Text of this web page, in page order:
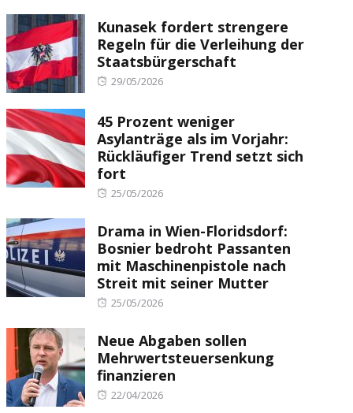
Kunasek fordert strengere
Regeln für die Verleihung der
Staatsbürgerschaft
Posted
29/05/2026
45 Prozent weniger
Asylanträge als im Vorjahr:
Rückläufiger Trend setzt sich
fort
Posted
25/05/2026
Drama in Wien-Floridsdorf:
Bosnier bedroht Passanten
mit Maschinenpistole nach
Streit mit seiner Mutter
Posted
25/05/2026
Neue Abgaben sollen
Mehrwertsteuersenkung
finanzieren
Posted
22/04/2026